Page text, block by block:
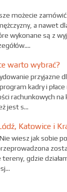
możecie
a nawet
wykonane są z
warto wybrać?
przyjazne
kadry i płace
rachunkowych
jest s...
Katowice i
wiesz jak
tereny, gdzie